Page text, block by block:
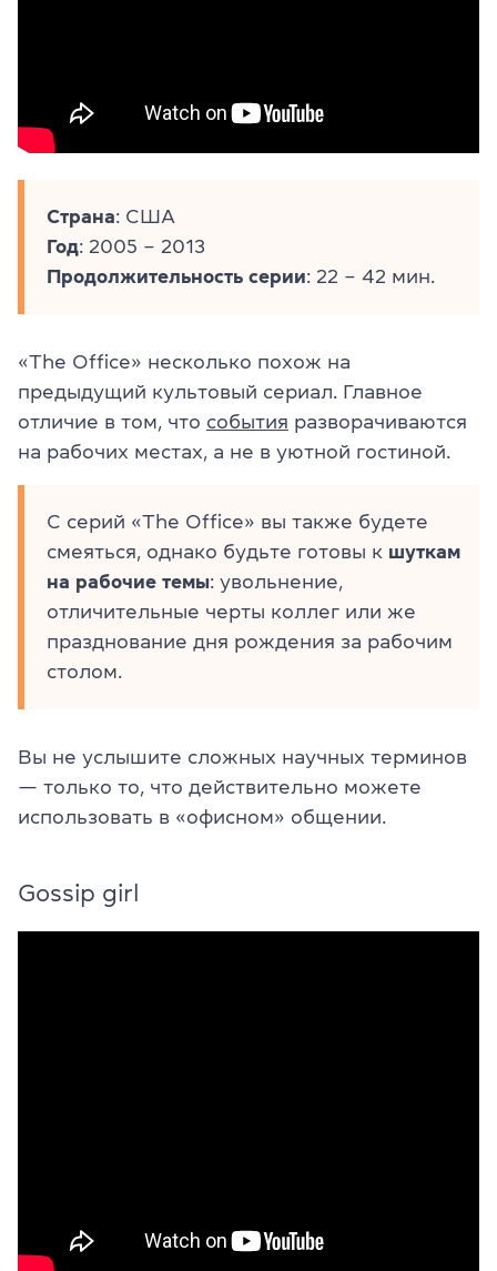
Страна: США
Год: 2005 – 2013
Продолжительность серии: 22 – 42 мин.
«The Office» несколько похож на
предыдущий культовый сериал. Главное
отличие в том, что события разворачиваются
на рабочих местах, а не в уютной гостиной.
С серий «The Office» вы также будете
смеяться, однако будьте готовы к шуткам
на рабочие темы: увольнение,
отличительные черты коллег или же
празднование дня рождения за рабочим
столом.
Вы не услышите сложных научных терминов
— только то, что действительно можете
использовать в «офисном» общении.
Gossip girl